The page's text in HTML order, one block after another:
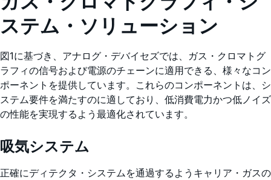
ステム・ソリューション
図1に基づき、アナログ・デバイセズでは、ガス・クロマトグ
ラフィの信号および電源のチェーンに適用できる、様々なコン
ポーネントを提供しています。これらのコンポーネントは、シ
ステム要件を満たすのに適しており、低消費電力かつ低ノイズ
の性能を実現するよう最適化されています。
吸気システム
正確にディテクタ・システムを通過するようキャリア・ガスの